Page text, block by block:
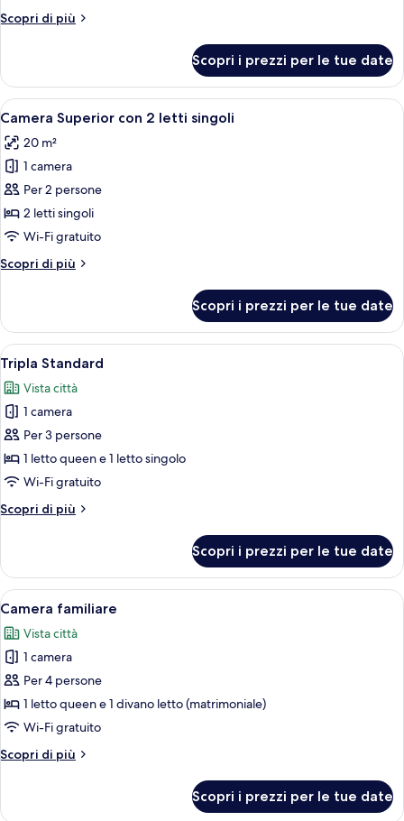
Scopri di più
Altri
Superior
Scopri i prezzi per le tue date
Apri
tutte
le
foto
per
Camera
Superior
2
Una camera da letto con un letto,
6
Camera Superior con 2 letti singoli
20 m²
1 camera
Per 2 persone
2 letti singoli
Wi-Fi gratuito
Scopri di più
Altri
Superior
con
2
letti
singoli
Scopri i prezzi per le tue date
Apri
tutte
le
foto
per
Tripla
Standard
Una camera d'albergo con un letto,
6
Tripla Standard
Vista città
1 camera
Per 3 persone
1 letto queen e 1 letto singolo
Wi-Fi gratuito
Scopri di più
Altri
Standard
Scopri i prezzi per le tue date
Apri
tutte
le
foto
per
Camera
familiare
Un letto rifatto con cuscino, un
5
Camera familiare
Vista città
1 camera
Per 4 persone
1 letto queen e 1 divano letto (matrimoniale)
Wi-Fi gratuito
Scopri di più
Altri
Scopri i prezzi per le tue date